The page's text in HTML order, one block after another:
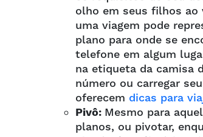
olho em seus filhos ao
uma viagem pode
plano para onde se
telefone em algum
na etiqueta da camisa
número ou carregar
oferecem dicas para
Pivô: Mesmo para
planos, ou pivotar,